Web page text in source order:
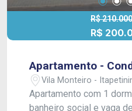
R$
R$
Apartamento -
Vila Monteiro -
Apartamento com 1
banheiro social e vaga